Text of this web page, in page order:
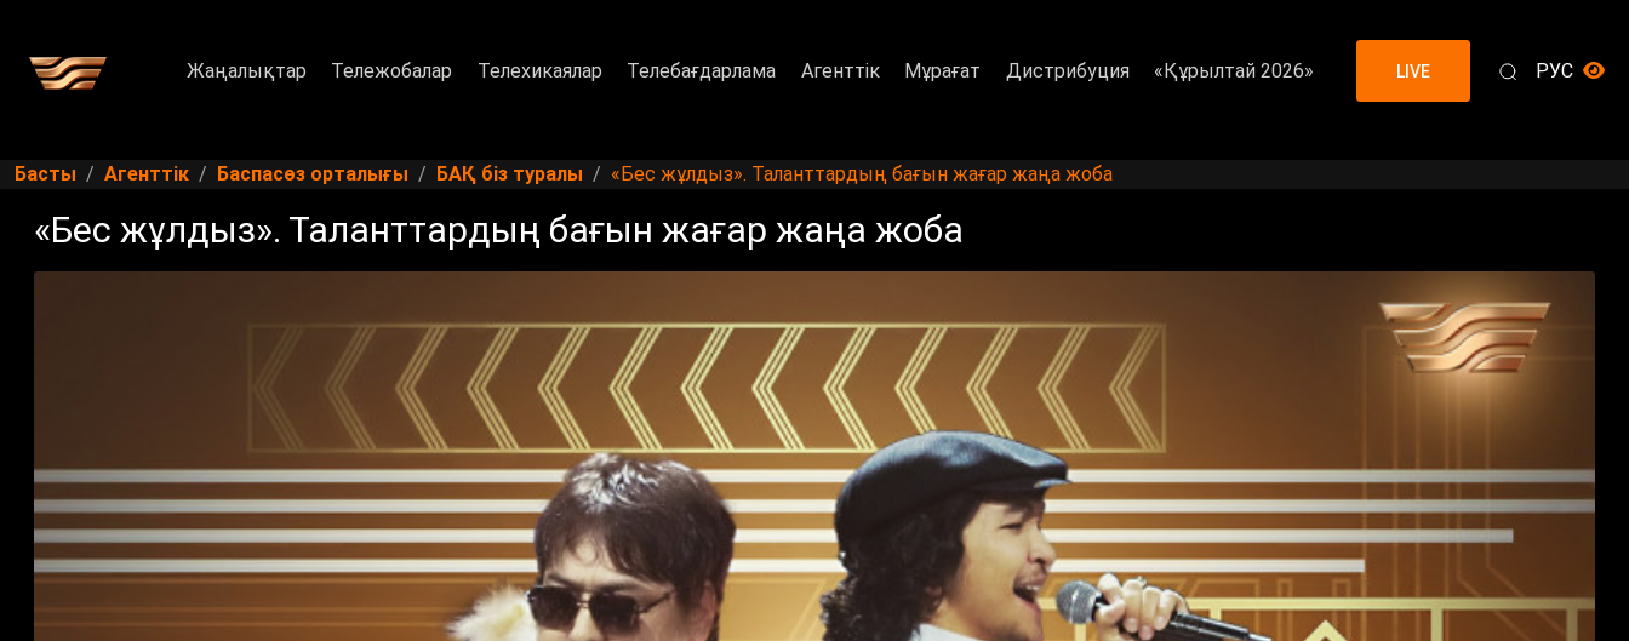
Жаңалықтар Тележобалар Телехикаялар Телебағдарлама Агенттік Мұрағат Дистрибуция «Құрылтай 2026» LIVE РУС
Басты Агенттік Баспасөз орталығы БАҚ біз туралы «Бес жұлдыз». Таланттардың бағын жағар жаңа жоба
«Бес жұлдыз». Таланттардың бағын жағар жаңа жоба